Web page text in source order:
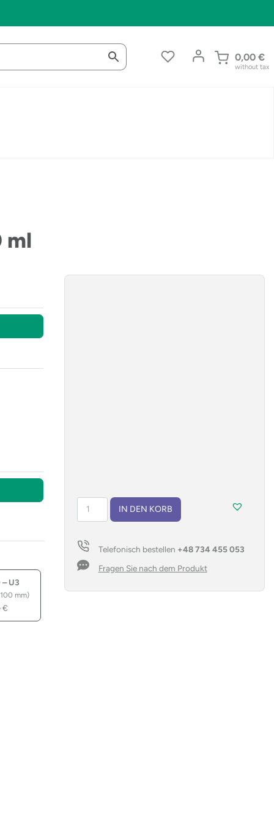
0,00 €
without tax
ml
U3
mm)
€
Thermoflasche
ml
Menge
IN DEN KORB
Telefonisch bestellen +48 734 455 053
Fragen Sie nach dem Produkt